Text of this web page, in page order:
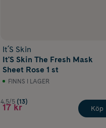
It´S Skin
It'S Skin The Fresh Mask
Sheet Rose 1 st
FINNS I LAGER
4.5/5 (13)
17 kr Köp